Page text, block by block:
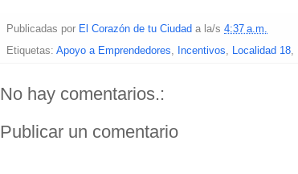
Publicadas por El Corazón de tu Ciudad a la/s 4:37 a.m.
Etiquetas: Apoyo a Emprendedores, Incentivos, Localidad 18,
No hay comentarios.:
Publicar un comentario